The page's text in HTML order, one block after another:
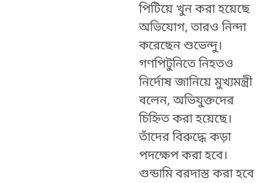
পিটিয়ে খুন করা হয়েছে
অভিযোগ, তারও নিন্দা
করেছেন শুভেন্দু।
গণপিটুনিতে নিহতও
নির্দোষ জানিয়ে মুখ্যমন্ত্রী
বলেন, অভিযুক্তদের
চিহ্নিত করা হয়েছে।
তাঁদের বিরুদ্ধে কড়া
পদক্ষেপ করা হবে।
গুন্ডামি বরদাস্ত করা হবে